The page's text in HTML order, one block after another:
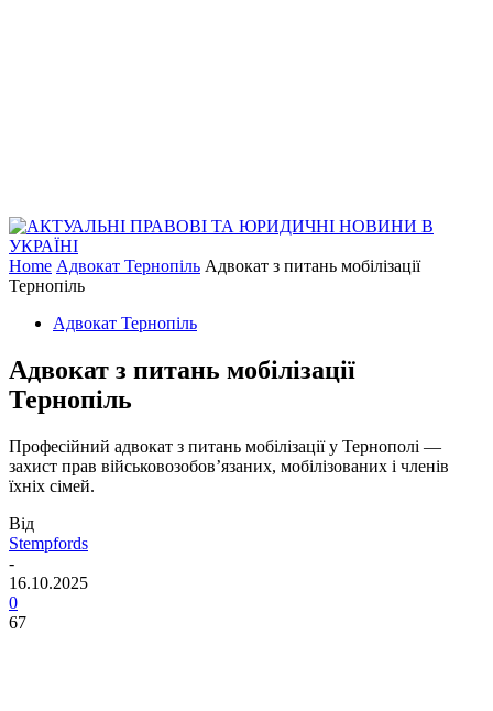
Home Адвокат Тернопіль Адвокат з питань мобілізації
Тернопіль
Адвокат Тернопіль
Адвокат з питань мобілізації
Тернопіль
Професійний адвокат з питань мобілізації у Тернополі —
захист прав військовозобов’язаних, мобілізованих і членів
їхніх сімей.
Від
Stempfords
-
16.10.2025
0
67